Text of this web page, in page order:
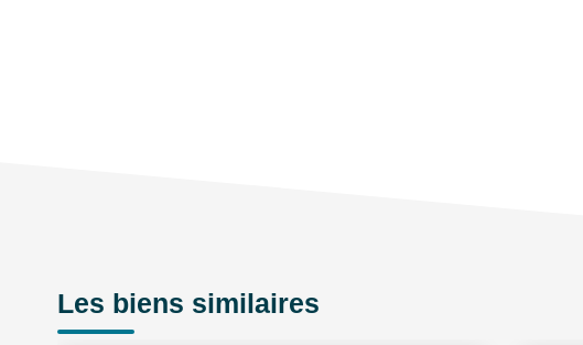
Les biens similaires